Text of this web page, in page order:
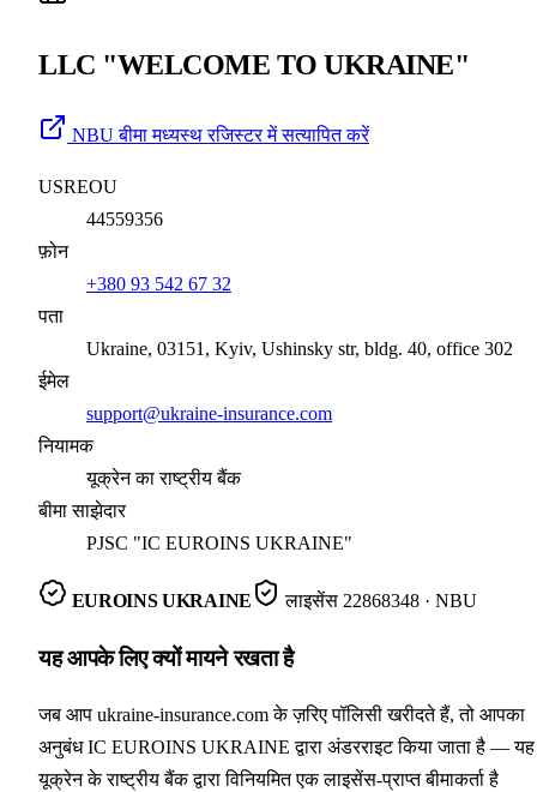
LLC "WELCOME TO UKRAINE"
NBU बीमा मध्यस्थ रजिस्टर में सत्यापित करें
USREOU
44559356
फ़ोन
+380 93 542 67 32
पता
Ukraine, 03151, Kyiv, Ushinsky str, bldg. 40, office 302
ईमेल
support@ukraine-insurance.com
नियामक
यूक्रेन का राष्ट्रीय बैंक
बीमा साझेदार
PJSC "IC EUROINS UKRAINE"
EUROINS UKRAINE लाइसेंस 22868348· NBU
यह आपके लिए क्यों मायने रखता है
जब आप ukraine-insurance.com के ज़रिए पॉलिसी खरीदते हैं, तो आपका
अनुबंध IC EUROINS UKRAINE द्वारा अंडरराइट किया जाता है — यह
यूक्रेन के राष्ट्रीय बैंक द्वारा विनियमित एक लाइसेंस-प्राप्त बीमाकर्ता है